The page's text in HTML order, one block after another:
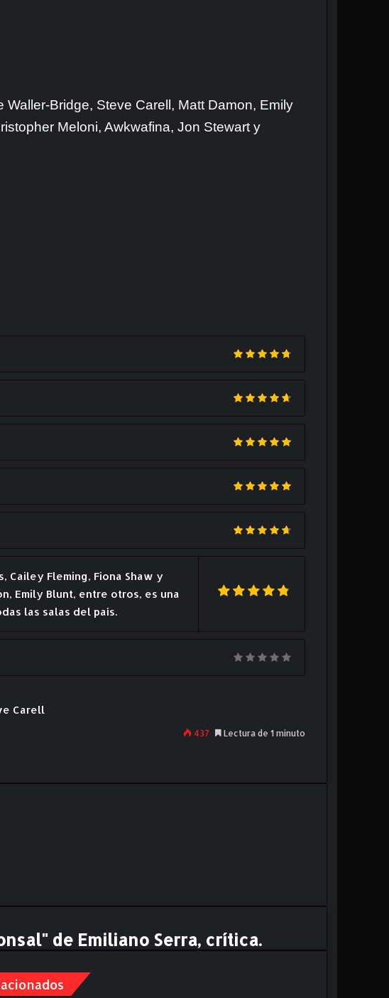
Bridge, Steve Carell, Matt Damon, Emily
Meloni, Awkwafina, Jon Stewart y
Cailey Fleming, Fiona Shaw y
Emily Blunt, entre otros, es una
las salas del país.
Carell
437 Lectura de 1 minuto
de Emiliano Serra, crítica.